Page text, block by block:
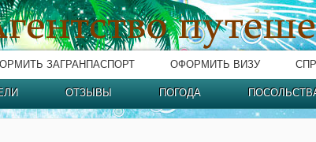
ЗАГРАНПАСПОРТ ОФОРМИТЬ ВИЗУ
ОТЗЫВЫ ПОГОДА